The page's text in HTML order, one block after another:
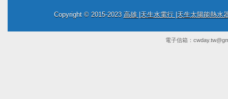
Copyright © 2015-2023 高雄 |天生水電行 |天生太陽能熱水
電子信箱：